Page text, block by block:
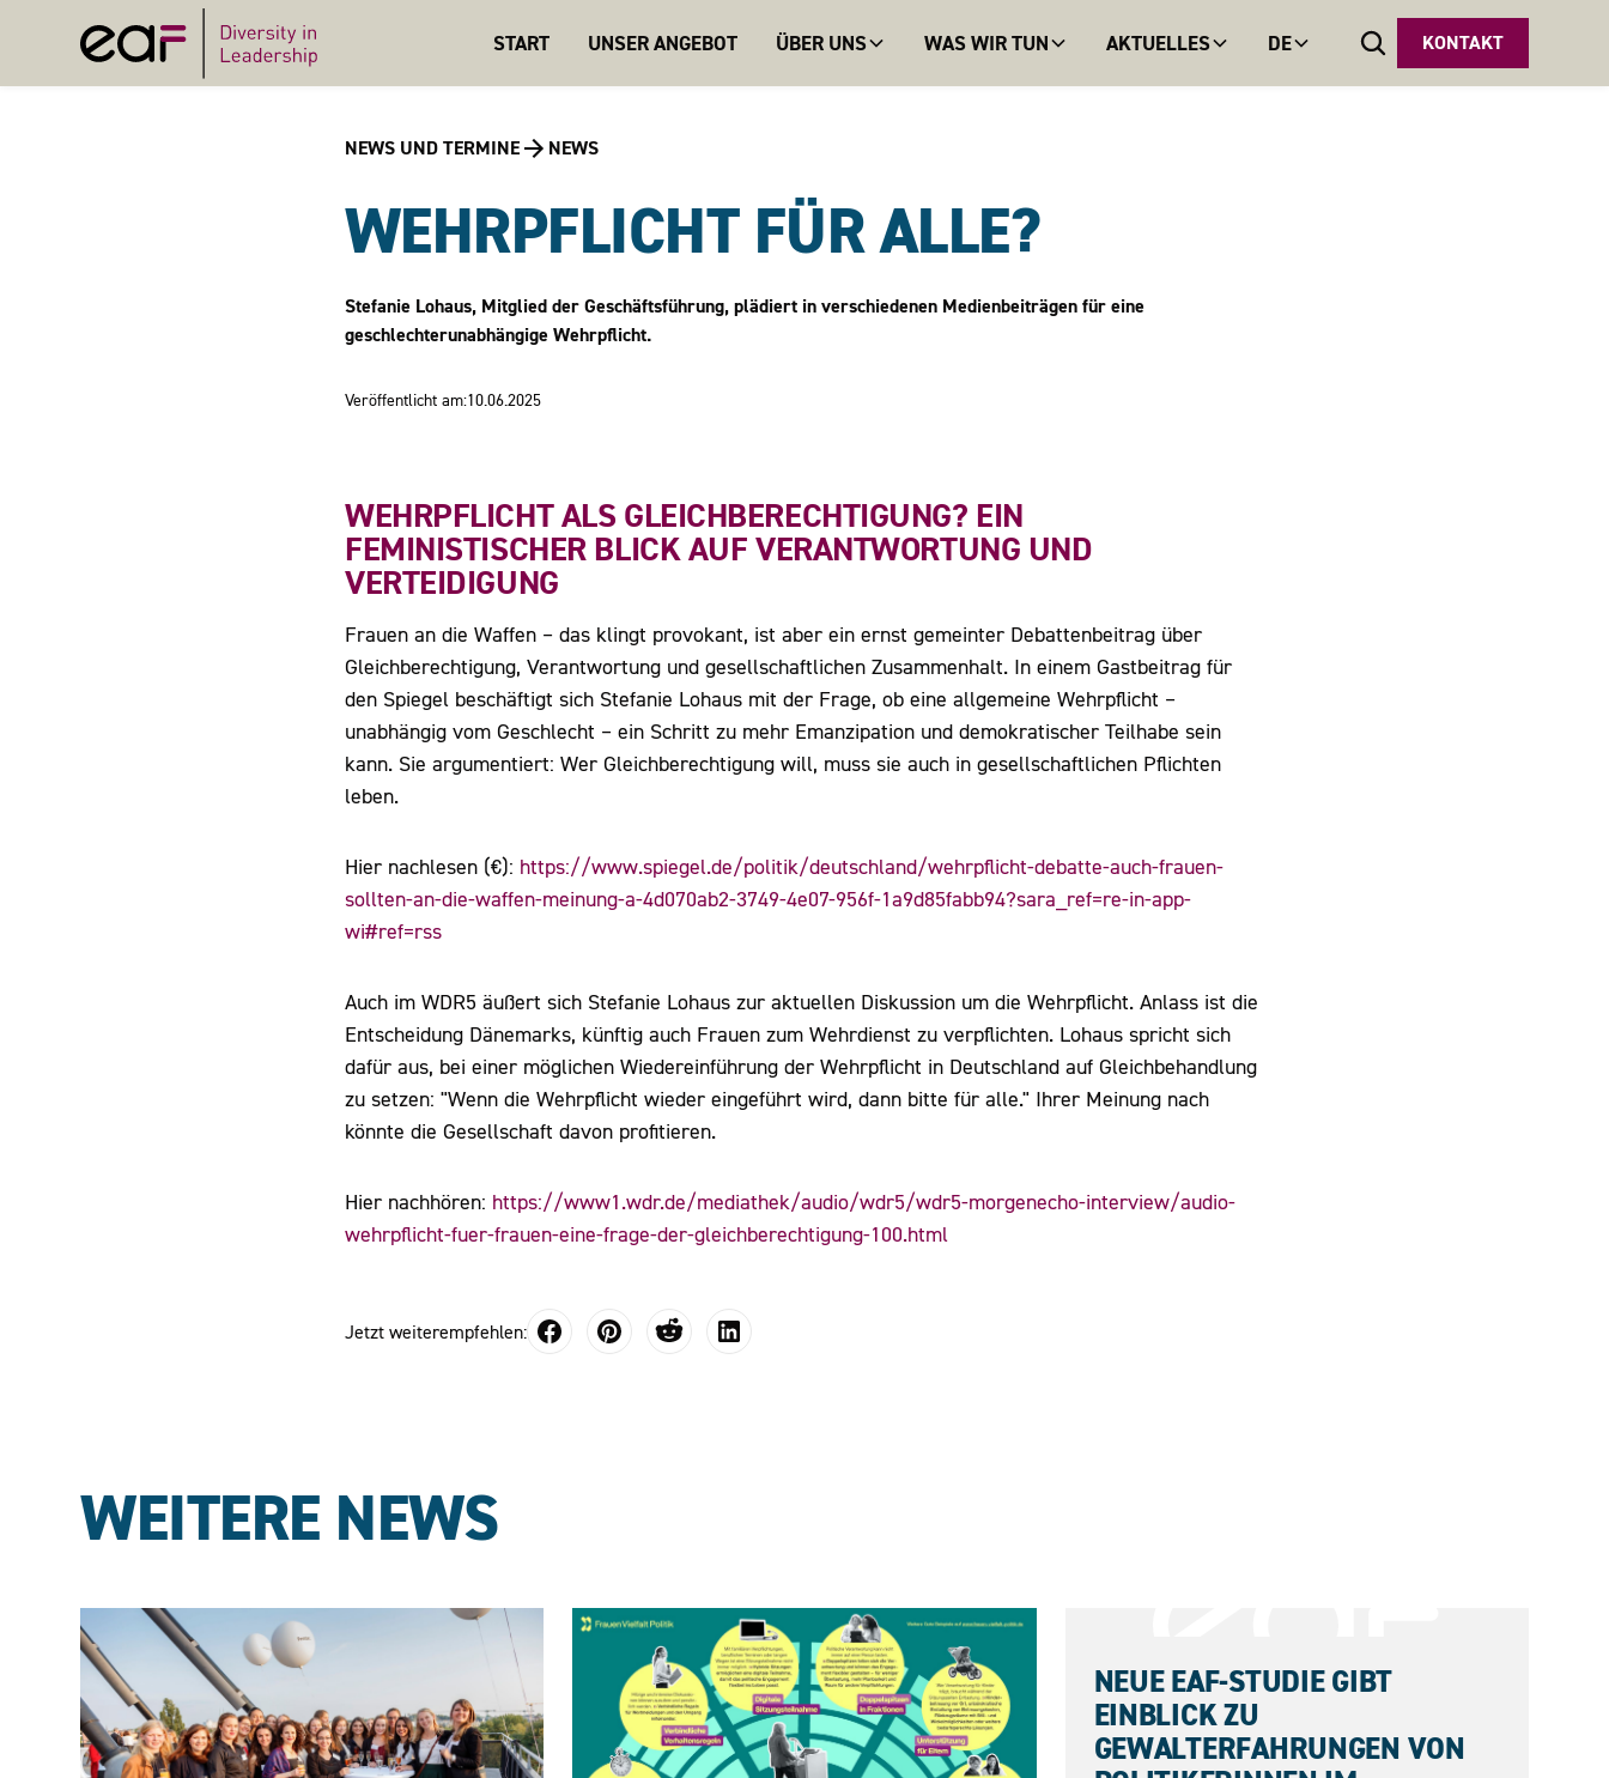
START UNSER ANGEBOT ÜBER UNS WAS WIR TUN AKTUELLES DE KONTAKT
NEWS UND TERMINE NEWS
WEHRPFLICHT FÜR ALLE?
Stefanie Lohaus, Mitglied der Geschäftsführung, plädiert in verschiedenen Medienbeiträgen für eine
geschlechterunabhängige Wehrpflicht.
Veröffentlicht am:10.06.2025
WEHRPFLICHT ALS GLEICHBERECHTIGUNG? EIN
FEMINISTISCHER BLICK AUF VERANTWORTUNG UND
VERTEIDIGUNG
Frauen an die Waffen – das klingt provokant, ist aber ein ernst gemeinter Debattenbeitrag über
Gleichberechtigung, Verantwortung und gesellschaftlichen Zusammenhalt. In einem Gastbeitrag für
den Spiegel beschäftigt sich Stefanie Lohaus mit der Frage, ob eine allgemeine Wehrpflicht –
unabhängig vom Geschlecht – ein Schritt zu mehr Emanzipation und demokratischer Teilhabe sein
kann. Sie argumentiert: Wer Gleichberechtigung will, muss sie auch in gesellschaftlichen Pflichten
leben.
Hier nachlesen (€): https://www.spiegel.de/politik/deutschland/wehrpflicht-debatte-auch-frauen-
sollten-an-die-waffen-meinung-a-4d070ab2-3749-4e07-956f-1a9d85fabb94?sara_ref=re-in-app-
wi#ref=rss
Auch im WDR5 äußert sich Stefanie Lohaus zur aktuellen Diskussion um die Wehrpflicht. Anlass ist die
Entscheidung Dänemarks, künftig auch Frauen zum Wehrdienst zu verpflichten. Lohaus spricht sich
dafür aus, bei einer möglichen Wiedereinführung der Wehrpflicht in Deutschland auf Gleichbehandlung
zu setzen: "Wenn die Wehrpflicht wieder eingeführt wird, dann bitte für alle." Ihrer Meinung nach
könnte die Gesellschaft davon profitieren.
Hier nachhören: https://www1.wdr.de/mediathek/audio/wdr5/wdr5-morgenecho-interview/audio-
wehrpflicht-fuer-frauen-eine-frage-der-gleichberechtigung-100.html
Jetzt weiterempfehlen:
WEITERE NEWS
NEUE EAF-STUDIE GIBT
EINBLICK ZU
GEWALTERFAHRUNGEN VON